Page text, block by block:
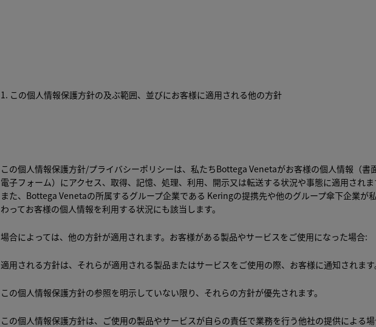
1. この個人情報保護方針の及ぶ範囲、並びにお客様に適用される他の方針
この個人情報保護方針/プライバシーポリシーは、私たちBottega Venetaがお客様の個人情報（書
電子フォーム）にアクセス、取得、記憶、処理、利用、開示又は転送する状況や事態に適用され
また、Bottega Venetaの所属するグループ企業である Keringの提携先や他のグループ傘下企業が
わってお客様の個人情報を利用する状況にも該当します。
場合によっては、他の方針が適用されます。お客様がある製品やサービスをご使用になった場合:
適用される方針は、それらが適用される製品またはサービスをご使用の際、お客様に通知されます
この個人情報保護方針の参照を明示していない限り、それらの方針が優先されます。
この個人情報保護方針は、ご使用の製品やサービスが自らの責任で業務を行う他社の提供による